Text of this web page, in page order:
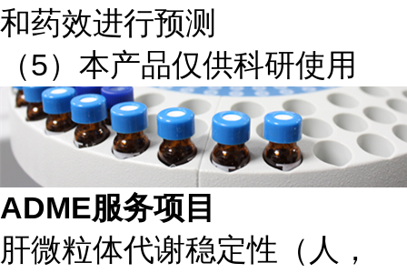
和药效进行预测
（5）本产品仅供科研使用
ADME服务项目
肝微粒体代谢稳定性（人，